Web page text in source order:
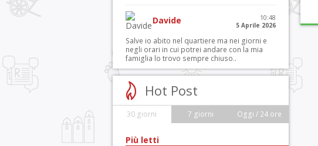
Davide
10:48
5 Aprile 2026
Salve io abito nel quartiere ma nei giorni e
negli orari in cui potrei andare con la mia
famiglia lo trovo sempre chiuso..
Hot Post
30 giorni 7 giorni Oggi / 24 ore
Più letti